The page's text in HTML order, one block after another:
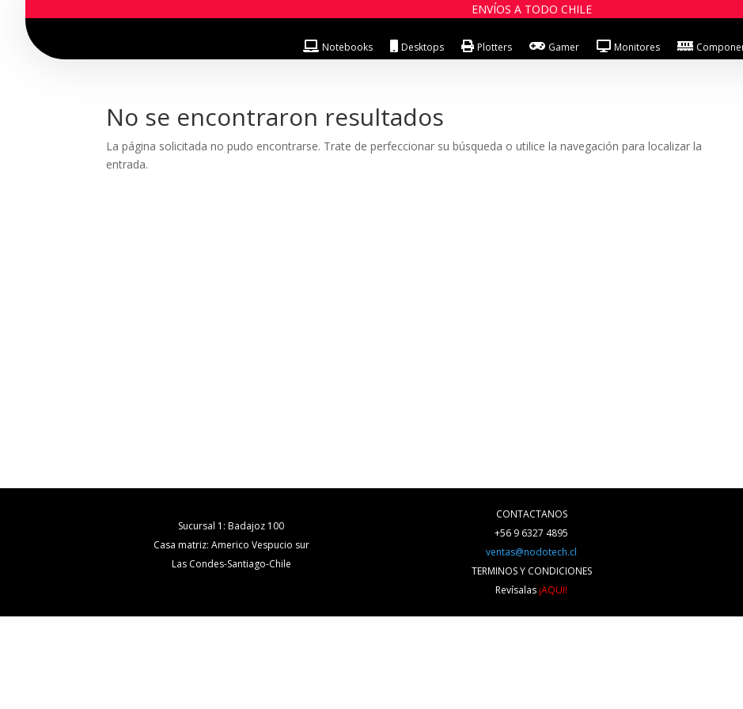
ENVÍOS A TODO CHILE
Notebooks Desktops Plotters Gamer Monitores
No se encontraron resultados
La página solicitada no pudo encontrarse. Trate de perfeccionar su búsqueda o utilice la navegación para localizar la
entrada.
Sucursal 1: Badajoz 100
Casa matriz: Americo Vespucio sur
Las Condes-Santiago-Chile
CONTACTANOS
+56 9 6327 4895
ventas@nodotech.cl
TERMINOS Y CONDICIONES
Revísalas¡AQUI!